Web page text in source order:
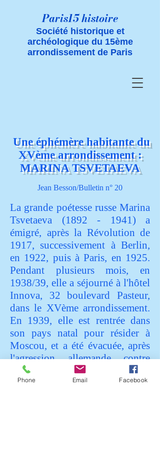
Paris15 histoire
Société historique et
archéologique du 15ème
arrondissement de Paris
Une éphémère habitante du
XVème arrondissement :
MARINA TSVETAEVA
Jean Besson/Bulletin n° 20
La grande poétesse russe Marina
Tsvetaeva (1892 - 1941) a
émigré, après la Révolution de
1917, successivement à Berlin,
en 1922, puis à Paris, en 1925.
Pendant plusieurs mois, en
1938/39, elle a séjourné à l'hôtel
Innova, 32 boulevard Pasteur,
dans le XVème arrondissement.
En 1939, elle est rentrée dans
son pays natal pour résider à
Moscou, et a été évacuée, après
l'agression allemande contre
l'URSS, vers une petite ville du
sud-est de ce pays, où elle s'est
Phone Email Facebook